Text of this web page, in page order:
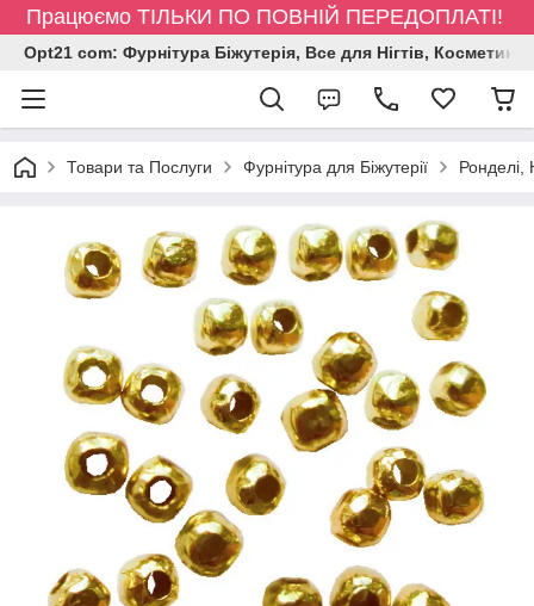
Працюємо ТІЛЬКИ ПО ПОВНІЙ ПЕРЕДОПЛАТІ!
Opt21 com: Фурнітура Біжутерія, Все для Нігтів, Косметика
Товари та Послуги Фурнітура для Біжутерії Ронделі,